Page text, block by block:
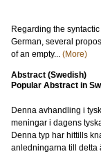
Regarding the
German, several
of an empty... (More)
Abstract (Swedish)
Popular Abstract in
Denna avhandling i
meningar i dagens
Denna typ har hittills
anledningarna till detta